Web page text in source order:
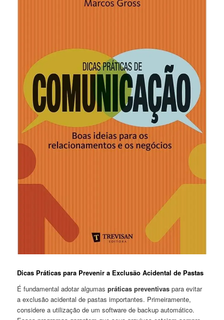
Dicas‍ Práticas para Prevenir a Exclusão Acidental de⁤ Pastas
É fundamental adotar ⁣algumas⁤práticas preventivas para evitar
a exclusão acidental de pastas importantes. Primeiramente,
⁢considere a utilização de um software de backup automático.